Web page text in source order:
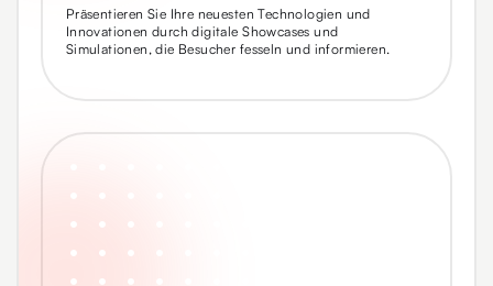
Präsentieren Sie Ihre neuesten Technologien und
Innovationen durch digitale Showcases und
Simulationen, die Besucher fesseln und informieren.